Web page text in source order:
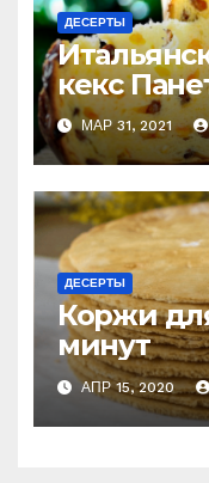
ДЕСЕРТЫ
кекс
рецепт).
МАР 31, 2021
ДЕСЕРТЫ
Коржи
минут
АПР 15, 2020